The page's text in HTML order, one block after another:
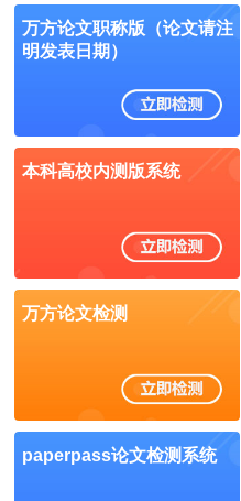
万方论文职称版（论文请注
明发表日期）
本科高校内测版系统
万方论文检测
paperpass论文检测系统